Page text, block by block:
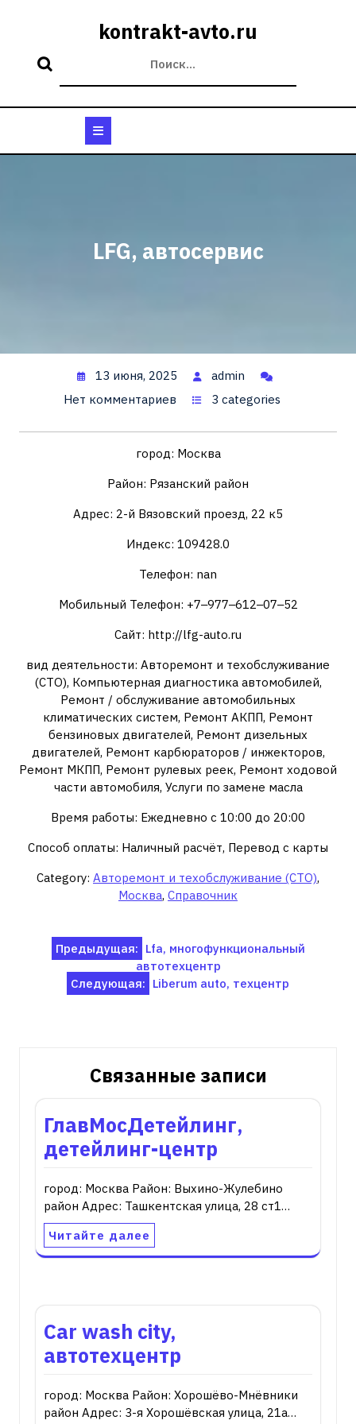
kontrakt-avto.ru
LFG, автосервис
13 июня, 2025
admin
Нет комментариев
3 categories
город: Москва
Район: Рязанский район
Адрес: 2-й Вязовский проезд, 22 к5
Индекс: 109428.0
Телефон: nan
Мобильный Телефон: +7‒977‒612‒07‒52
Сайт: http://lfg-auto.ru
вид деятельности: Авторемонт и техобслуживание
(СТО), Компьютерная диагностика автомобилей,
Ремонт / обслуживание автомобильных
климатических систем, Ремонт АКПП, Ремонт
бензиновых двигателей, Ремонт дизельных
двигателей, Ремонт карбюраторов / инжекторов,
Ремонт МКПП, Ремонт рулевых реек, Ремонт ходовой
части автомобиля, Услуги по замене масла
Время работы: Ежедневно с 10:00 до 20:00
Способ оплаты: Наличный расчёт, Перевод с карты
Category: Авторемонт и техобслуживание (СТО),
Москва, Справочник
Навигация
записям
Предыдущая: Lfa, многофункциональный
автотехцентр
Следующая: Liberum auto, техцентр
Связанные записи
ГлавМосДетейлинг,
детейлинг-центр
город: Москва Район: Выхино-Жулебино
район Адрес: Ташкентская улица, 28 ст1…
Читайте далее
Car wash city,
автотехцентр
город: Москва Район: Хорошёво-Мнёвники
район Адрес: 3-я Хорошёвская улица, 21а…